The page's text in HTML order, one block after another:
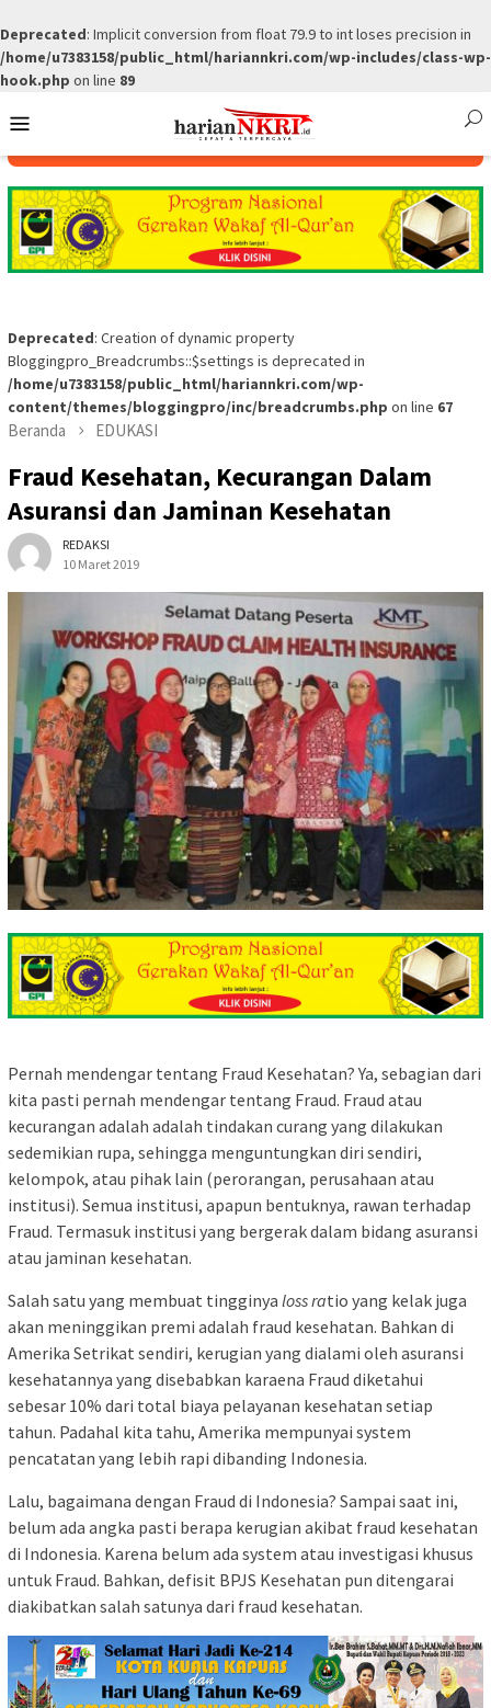
Deprecated: Implicit conversion from float 79.9 to int loses precision in
/home/u7383158/public_html/hariannkri.com/wp-includes/class-wp-
hook.php on line 89
to
Menu
Deprecated: Creation of dynamic property
Bloggingpro_Breadcrumbs::$settings is deprecated in
/home/u7383158/public_html/hariannkri.com/wp-
content/themes/bloggingpro/inc/breadcrumbs.php on line 67
Beranda EDUKASI
Fraud Kesehatan, Kecurangan Dalam
Asuransi dan Jaminan Kesehatan
REDAKSI
10 Maret 2019
Pernah mendengar tentang Fraud Kesehatan? Ya, sebagian dari
kita pasti pernah mendengar tentang Fraud. Fraud atau
kecurangan adalah adalah tindakan curang yang dilakukan
sedemikian rupa, sehingga menguntungkan diri sendiri,
kelompok, atau pihak lain (perorangan, perusahaan atau
institusi). Semua institusi, apapun bentuknya, rawan terhadap
Fraud. Termasuk institusi yang bergerak dalam bidang asuransi
atau jaminan kesehatan.
Salah satu yang membuat tingginya loss ratio yang kelak juga
akan meninggikan premi adalah fraud kesehatan. Bahkan di
Amerika Setrikat sendiri, kerugian yang dialami oleh asuransi
kesehatannya yang disebabkan karaena Fraud diketahui
sebesar 10% dari total biaya pelayanan kesehatan setiap
tahun. Padahal kita tahu, Amerika mempunyai system
pencatatan yang lebih rapi dibanding Indonesia.
Lalu, bagaimana dengan Fraud di Indonesia? Sampai saat ini,
belum ada angka pasti berapa kerugian akibat fraud kesehatan
di Indonesia. Karena belum ada system atau investigasi khusus
untuk Fraud. Bahkan, defisit BPJS Kesehatan pun ditengarai
diakibatkan salah satunya dari fraud kesehatan.